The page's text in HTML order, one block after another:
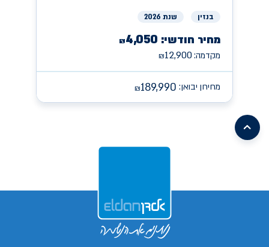
בנזין שנת 2026
מחיר חודשי: ₪4,050
מקדמה: ₪12,900
מחירון יבואן: ₪189,990
leasing/57/1046/16/2026/mg-
s05/search/leasing/66/1070/8/2026/ג'ילי-
ex5/search/leasing/35/379/432/2026/יונדאי-אלנטרה